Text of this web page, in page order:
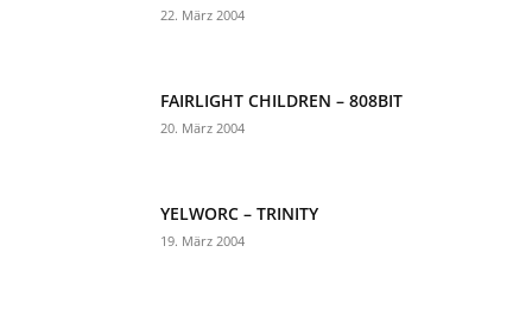
22. März 2004
FAIRLIGHT CHILDREN – 808BIT
20. März 2004
YELWORC – TRINITY
19. März 2004